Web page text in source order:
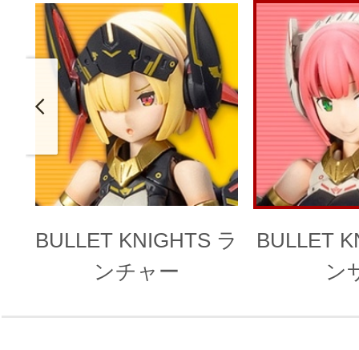
BULLET KNIGHTS ラ
ンチャー
BULLET
ン